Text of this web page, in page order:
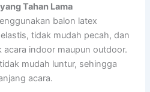
Tahan Lama
balon latex
tidak mudah pecah, dan
acara indoor maupun outdoor.
mudah luntur, sehingga
acara.